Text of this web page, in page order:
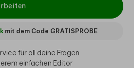
mit dem Code GRATISPROBE
für all deine Fragen
einfachen Editor